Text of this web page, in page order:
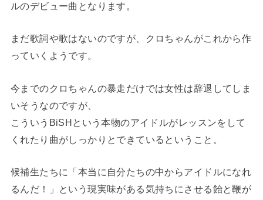
ルのデビュー曲となります。
まだ歌詞や歌はないのですが、クロちゃんがこれから作
っていくようです。
今までのクロちゃんの暴走だけでは女性は辞退してしま
いそうなのですが、
こういうBiSHという本物のアイドルがレッスンをして
くれたり曲がしっかりとできているということ。
候補生たちに「本当に自分たちの中からアイドルになれ
るんだ！」という現実味がある気持ちにさせる飴と鞭が